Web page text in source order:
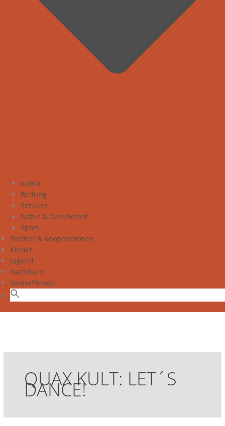
Kultur
Bildung
Soziales
Natur & Gesundheit
Sport
Partner & Kooperationen
Kinder
Jugend
Nachbarn
Senior*innen
QUAX KULT: LET´S
DANCE!